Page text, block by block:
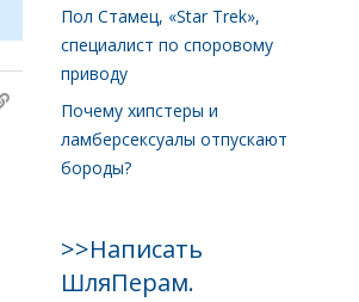
Пол Стамец, «Star Trek»,
специалист по споровому
приводу
Почему хипстеры и
ламберсексуалы отпускают
бороды?
>>Написать
ШляПерам.